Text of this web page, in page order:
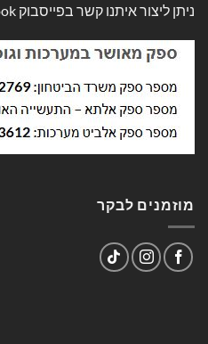
ניתן ליצור איתנו קשר בפייסבוק
מוזמנים לבקר